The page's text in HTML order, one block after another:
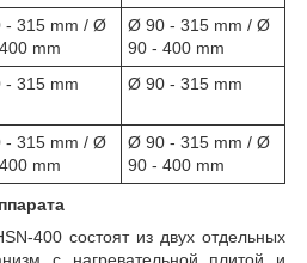
- 315 mm / Ø
mm
Ø 90 - 315 mm / Ø
90 - 400 mm
315 mm Ø 90 - 315 mm
- 315 mm / Ø
mm
Ø 90 - 315 mm / Ø
90 - 400 mm
400 состоят из двух отдельных
с нагревательной плитой и